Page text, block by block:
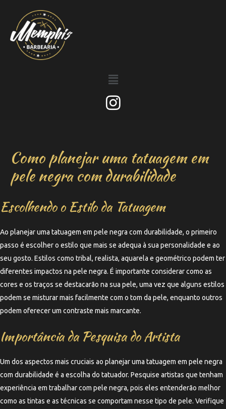
Como planejar uma tatuagem em
pele negra com durabilidade
Escolhendo o Estilo da Tatuagem
Ao planejar uma tatuagem em pele negra com durabilidade, o primeiro
passo é escolher o estilo que mais se adequa à sua personalidade e ao
seu gosto. Estilos como tribal, realista, aquarela e geométrico podem ter
diferentes impactos na pele negra. É importante considerar como as
cores e os traços se destacarão na sua pele, uma vez que alguns estilos
podem se misturar mais facilmente com o tom da pele, enquanto outros
podem oferecer um contraste mais marcante.
Importância da Pesquisa do Artista
Um dos aspectos mais cruciais ao planejar uma tatuagem em pele negra
com durabilidade é a escolha do tatuador. Pesquise artistas que tenham
experiência em trabalhar com pele negra, pois eles entenderão melhor
como as tintas e as técnicas se comportam nesse tipo de pele. Verifique